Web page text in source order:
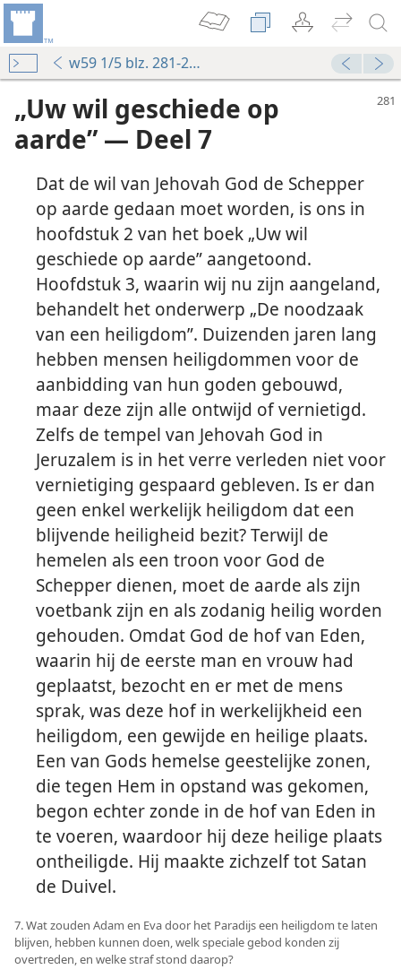
w59 1/5 blz. 281-285
Gezalfde op
welzijn
1956
„Uw wil geschiede op
aarde” — Deel 7
Dat de wil van Jehovah God de Schepper
op aarde gedaan moet worden, is ons in
hoofdstuk 2 van het boek „Uw wil
geschiede op aarde” aangetoond.
Hoofdstuk 3, waarin wij nu zijn aangeland,
behandelt het onderwerp „De noodzaak
van een heiligdom”. Duizenden jaren lang
hebben mensen heiligdommen voor de
aanbidding van hun goden gebouwd,
maar deze zijn alle ontwijd of vernietigd.
Zelfs de tempel van Jehovah God in
Jeruzalem is in het verre verleden niet voor
vernietiging gespaard gebleven. Is er dan
geen enkel werkelijk heiligdom dat een
blijvende heiligheid bezit? Terwijl de
hemelen als een troon voor God de
Schepper dienen, moet de aarde als zijn
voetbank zijn en als zodanig heilig worden
gehouden. Omdat God de hof van Eden,
waarin hij de eerste man en vrouw had
geplaatst, bezocht en er met de mens
sprak, was deze hof in werkelijkheid een
heiligdom, een gewijde en heilige plaats.
Een van Gods hemelse geestelijke zonen,
die tegen Hem in opstand was gekomen,
begon echter zonde in de hof van Eden in
te voeren, waardoor hij deze heilige plaats
ontheiligde. Hij maakte zichzelf tot Satan
de Duivel.
7. Wat zouden Adam en Eva door het Paradijs een heiligdom te laten
blijven, hebben kunnen doen, welk speciale gebod konden zij
overtreden, en welke straf stond daarop?